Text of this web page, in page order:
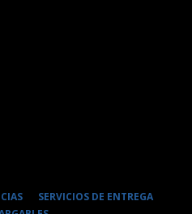
SERVICIOS DE ENTREGA